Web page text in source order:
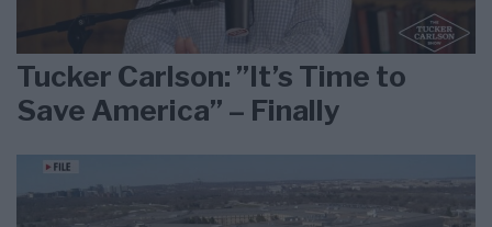
Tucker Carlson: ”It’s Time to
Save America” – Finally